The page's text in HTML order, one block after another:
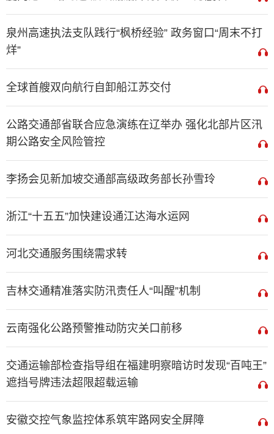
泉州高速执法支队践行“枫桥经验” 政务窗口“周末不打
烊”
全球首艘双向航行自卸船江苏交付
公路交通部省联合应急演练在辽举办 强化北部片区汛
期公路安全风险管控
李扬会见新加坡交通部高级政务部长孙雪玲
浙江“十五五”加快建设通江达海水运网
河北交通服务围绕需求转
吉林交通精准落实防汛责任人“叫醒”机制
云南强化公路预警推动防灾关口前移
交通运输部检查指导组在福建明察暗访时发现“百吨王”
遮挡号牌违法超限超载运输
安徽交控气象监控体系筑牢路网安全屏障